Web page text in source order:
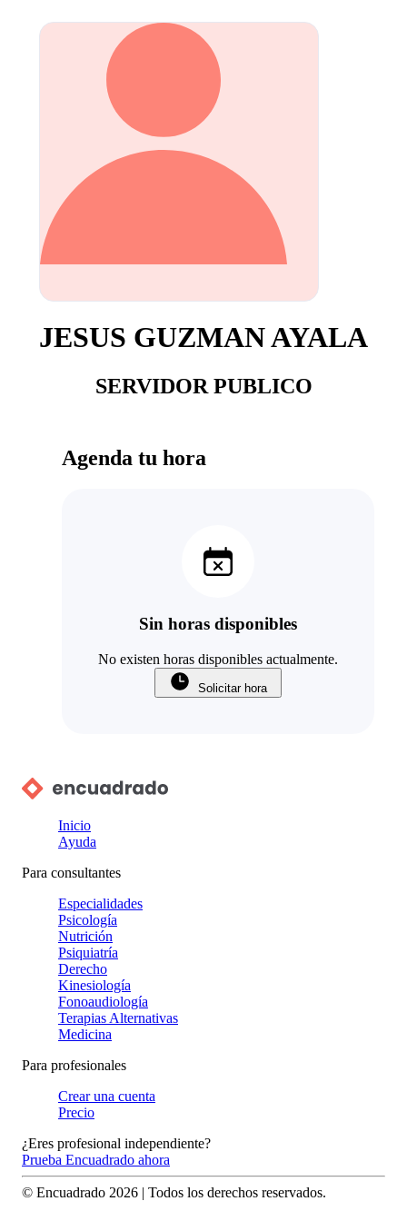
JESUS GUZMAN AYALA
SERVIDOR PUBLICO
Agenda tu hora
Sin horas disponibles
No existen horas disponibles actualmente.
Solicitar hora
Inicio
Ayuda
Para consultantes
Especialidades
Psicología
Nutrición
Psiquiatría
Derecho
Kinesiología
Fonoaudiología
Terapias Alternativas
Medicina
Para profesionales
Crear una cuenta
Precio
¿Eres profesional independiente?
Prueba Encuadrado ahora
© Encuadrado 2026 | Todos los derechos reservados.